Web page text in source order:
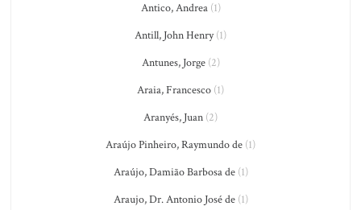
Antico, Andrea(1)
Antill, John Henry(1)
Antunes, Jorge(2)
Araia, Francesco (1)
Aranyés, Juan (2)
Araújo Pinheiro, Raymundo de (1)
Araújo, Damião Barbosa de(1)
Araujo, Dr. Antonio José de(1)